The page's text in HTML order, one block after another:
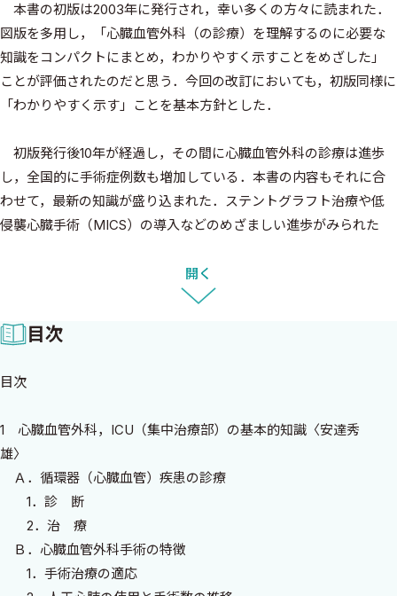
本書の初版は2003年に発行され，幸い多くの方々に読まれた．
図版を多用し，「心臓血管外科（の診療）を理解するのに必要な
知識をコンパクトにまとめ，わかりやすく示すことをめざした」
ことが評価されたのだと思う．今回の改訂においても，初版同様に
「わかりやすく示す」ことを基本方針とした．
初版発行後10年が経過し，その間に心臓血管外科の診療は進歩
し，全国的に手術症例数も増加している．本書の内容もそれに合
わせて，最新の知識が盛り込まれた．ステントグラフト治療や低
侵襲心臓手術（MICS）の導入などのめざましい進歩がみられた
改訂版では内容が豊富になったことに伴い，初版と比較すると
ページ数が増え，より深い理解が可能になっている．とくに成人
政明教授に参加してもらい，要点をわかりやすく解説してもらっ
本書が，心臓血管疾患をこれから勉強しようとする若い医療ス
タッフやナースの要望に応え，日常の診療，看護に役立つことを
期待しています．
2014年3月
安達秀雄
開く
目次
目次
1 心臓血管外科，ICU（集中治療部）の基本的知識〈安達秀
雄〉
Ａ．循環器（心臓血管）疾患の診療
1．診 断
2．治 療
Ｂ．心臓血管外科手術の特徴
1．手術治療の適応